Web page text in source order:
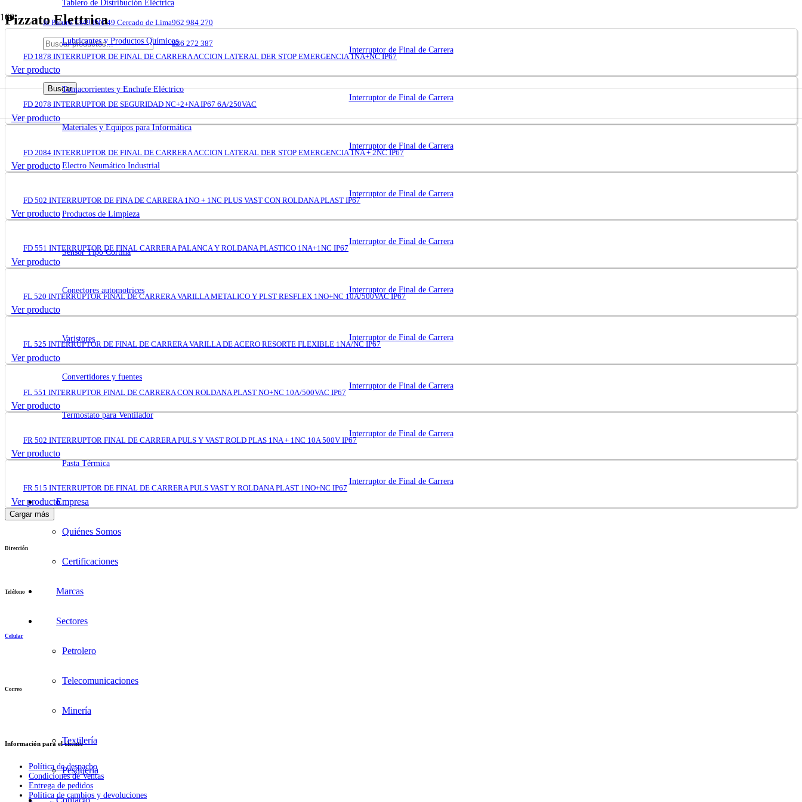
Jr. Paruro 1349 INT 49 Cercado de Lima
info@khimsa.pe
962 984 270
936 272 387
Tablero de Distribución Eléctrica
Lubricantes y Productos Químicos
Tomacorrientes y Enchufe Eléctrico
Materiales y Equipos para Informática
Electro Neumático Industrial
Productos de Limpieza
Sensor Tipo Cortina
Conectores automotrices
Varistores
Convertidores y fuentes
Termostato para Ventilador
Pasta Térmica
Empresa
Quiénes Somos
Certificaciones
Marcas
Sectores
Petrolero
Telecomunicaciones
Minería
Textilería
Pesquería
Contacto
Pizzato Elettrica
Interruptor de Final de Carrera
FD 1878 INTERRUPTOR DE FINAL DE CARRERA ACCION LATERAL DER STOP EMERGENCIA 1NA+NC IP67
Ver producto
Interruptor de Final de Carrera
FD 2078 INTERRUPTOR DE SEGURIDAD NC+2+NA IP67 6A/250VAC
Ver producto
Interruptor de Final de Carrera
FD 2084 INTERRUPTOR DE FINAL DE CARRERA ACCION LATERAL DER STOP EMERGENCIA 1NA + 2NC IP67
Ver producto
Interruptor de Final de Carrera
FD 502 INTERRUPTOR DE FINA DE CARRERA 1NO + 1NC PLUS VAST CON ROLDANA PLAST IP67
Ver producto
Interruptor de Final de Carrera
FD 551 INTERRUPTOR DE FINAL CARRERA PALANCA Y ROLDANA PLASTICO 1NA+1NC IP67
Ver producto
Interruptor de Final de Carrera
FL 520 INTERRUPTOR FINAL DE CARRERA VARILLA METALICO Y PLST RESFLEX 1NO+NC 10A/500VAC IP67
Ver producto
Interruptor de Final de Carrera
FL 525 INTERRUPTOR DE FINAL DE CARRERA VARILLA DE ACERO RESORTE FLEXIBLE 1NA/NC IP67
Ver producto
Interruptor de Final de Carrera
FL 551 INTERRUPTOR FINAL DE CARRERA CON ROLDANA PLAST NO+NC 10A/500VAC IP67
Ver producto
Interruptor de Final de Carrera
FR 502 INTERRUPTOR FINAL DE CARRERA PULS Y VAST ROLD PLAS 1NA + 1NC 10A 500V IP67
Ver producto
Interruptor de Final de Carrera
FR 515 INTERRUPTOR DE FINAL DE CARRERA PULS VAST Y ROLDANA PLAST 1NO+NC IP67
Ver producto
Cargar más
Dirección
Teléfono
Celular
Correo
info@khimsa.pe
Información para el cliente
Política de despacho
Condiciones de Ventas
Entrega de pedidos
Política de cambios y devoluciones